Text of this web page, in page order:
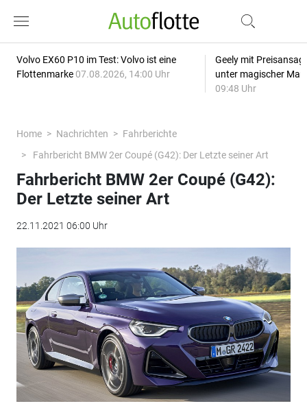
Volvo EX60 P10 im Test: Volvo ist eine
Flottenmarke 07.08.2026, 14:00 Uhr
Geely mit
unter magischer
09:48 Uhr
Home Nachrichten
Fahrberichte
Fahrbericht BMW 2er Coupé (G42): Der Letzte seiner Art
Fahrbericht BMW 2er Coupé (G42):
Der Letzte seiner Art
22.11.2021 06:00 Uhr